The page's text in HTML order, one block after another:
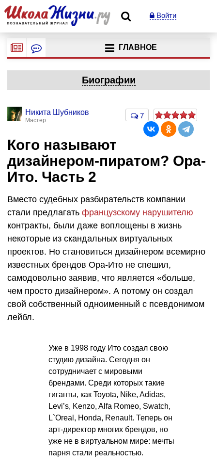
Войти
ГЛАВНОЕ
Биографии
Никита Шубников
Мастер
7
Кого называют
дизайнером-пиратом? Ора-
Ито. Часть 2
Вместо судебных разбирательств компании
стали предлагать французскому нарушителю
контракты, были даже воплощены в жизнь
некоторые из скандальных виртуальных
проектов. Но становиться дизайнером всемирно
известных брендов Ора-Ито не спешил,
самодовольно заявив, что является «больше,
чем просто дизайнером». А потому он создал
свой собственный одноименный с псевдонимом
лейбл.
Уже в 1998 году Ито создал свою
студию дизайна. Сегодня он
сотрудничает с мировыми
брендами. Среди которых такие
гиганты, как Toyota, Nike, Adidas,
Levi’s, Kenzo, Alfa Romeo, Swatch,
L`Oreal, Honda, Renault. Теперь он
арт-директор многих брендов, но
уже не в виртуальном мире: мечты
парня стали реальностью.